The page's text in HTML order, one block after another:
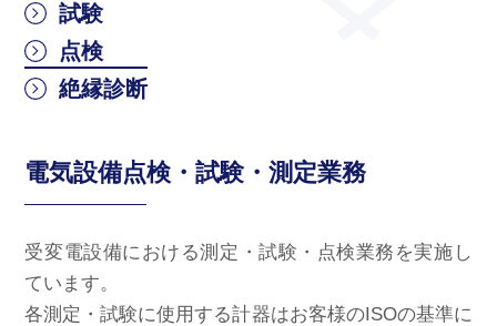
電気設備点検・試験・測定業務
受変電設備における測定・試験・点検業務を実施し
ています。
各測定・試験に使用する計器はお客様のISOの基準に
試験
点検
絶縁診断